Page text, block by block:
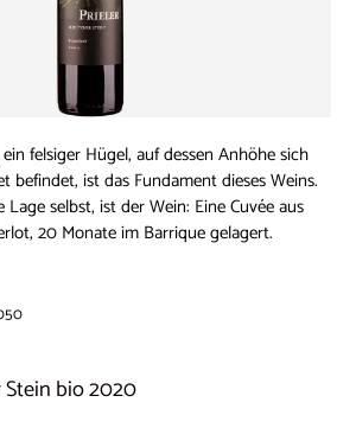
felsiger Hügel, auf dessen Anhöhe sich
befindet, ist das Fundament dieses Weins.
selbst, ist der Wein: Eine Cuvée aus
20 Monate im Barrique gelagert.
bio 2020